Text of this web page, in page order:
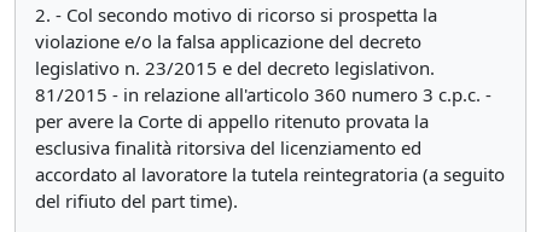
2. - Col secondo motivo di ricorso si prospetta la
violazione e/o la falsa applicazione del decreto
legislativo n. 23/2015 e del decreto legislativon.
81/2015 - in relazione all'articolo 360 numero 3 c.p.c. -
per avere la Corte di appello ritenuto provata la
esclusiva finalità ritorsiva del licenziamento ed
accordato al lavoratore la tutela reintegratoria (a seguito
del rifiuto del part time).